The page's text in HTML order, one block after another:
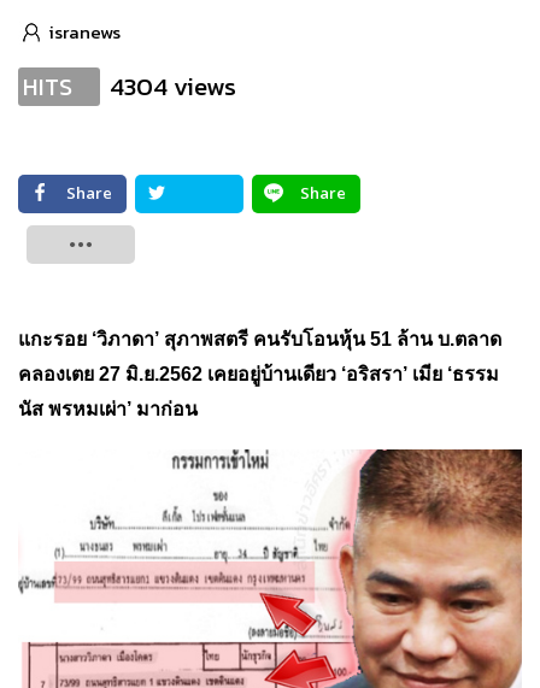
isranews
HITS 4304 views
Share
Share
แกะรอย ‘วิภาดา’ สุภาพสตรี คนรับโอนหุ้น 51 ล้าน บ.ตลาด
คลองเตย 27 มิ.ย.2562 เคยอยู่บ้านเดียว ‘อริสรา’ เมีย ‘ธรรม
นัส พรหมเผ่า’ มาก่อน